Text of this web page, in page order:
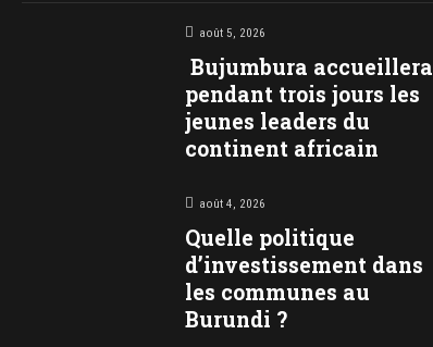
août 5, 2026
Bujumbura accueillera
pendant trois jours les
jeunes leaders du
continent africain
août 4, 2026
Quelle politique
d’investissement dans
les communes au
Burundi ?